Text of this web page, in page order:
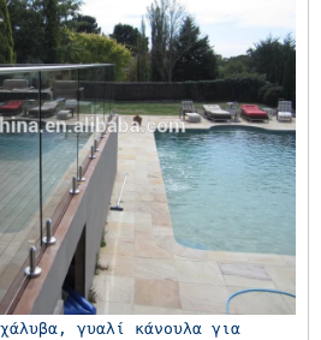
γυαλί κάνουλα για